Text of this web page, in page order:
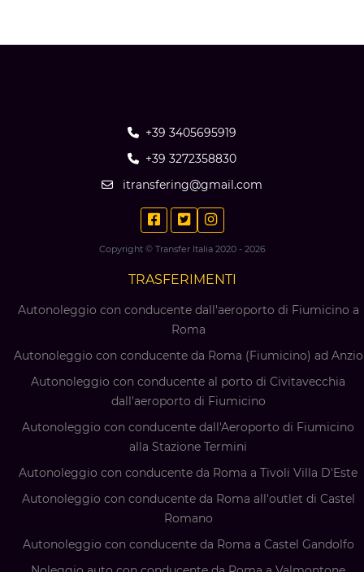
+39 3405695919
+39 3272358830
itransfering@gmail.com
Copyright © Transfer Italia 2020 - 2026
TRASFERIMENTI
Autonoleggio con conducente dall'aeroporto di Fiumicino a
Roma
Autonoleggio con conducente da Roma (Fiumicino) ad Anzio
Autonoleggio con conducente al porto di Civitavecchia
dall'aeroporto di Fiumicino
Autonoleggio con conducente dall'Aeroporto di Fiumicino
alla Stazione Termini
Autonoleggio con conducente da Roma a Tivoli Villa D'Este
Autonoleggio con conducente da Roma all'outlet di Castel
Romano
Autonoleggio con conducente da Roma a Castel Gandolfo